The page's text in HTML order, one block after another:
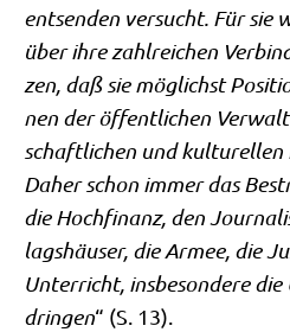
ent­sen­den ver­sucht. Für sie
über ihre zahl­rei­chen
zen, daß siemög­lichst
nen der öffent­li­chen
schaft­li­chen und kul­tu­rel­len
Daherschon immerdas
die Hoch­fi­nanz, den
lags­häu­ser, die Armee, die
Unter­richt, ins­be­son­de­re
drin­gen“ (S. 13).